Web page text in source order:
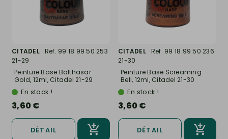
CITADEL
Ref. 99 18 99 50 253
21-29
Peinture Base Balthasar
Gold, 12ml, Citadel 21-29
En stock !
3,60 €
DÉTAIL
CITADEL
Ref. 99 18 99 50 236
21-30
Peinture Base Screaming
Bell, 12ml, Citadel 21-30
En stock !
3,60 €
DÉTAIL